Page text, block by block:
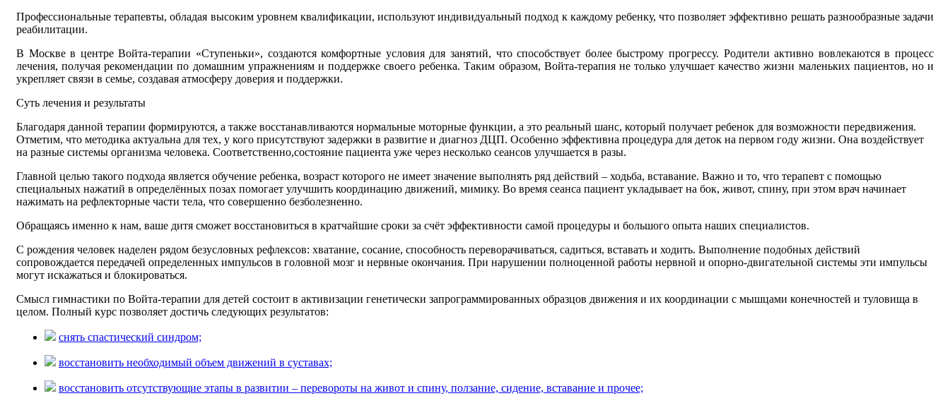
Профессиональные терапевты, обладая высоким уровнем квалификации, используют индивидуальный подход к каждому ребенку, что позволяет эффективно решать разнообразные задачи
реабилитации.
В Москве в центре Войта-терапии «Ступеньки», создаются комфортные условия для занятий, что способствует более быстрому прогрессу. Родители активно вовлекаются в процесс
лечения, получая рекомендации по домашним упражнениям и поддержке своего ребенка. Таким образом, Войта-терапия не только улучшает качество жизни маленьких пациентов, но и
укрепляет связи в семье, создавая атмосферу доверия и поддержки.
Суть лечения и результаты
Благодаря данной терапии формируются, а также восстанавливаются нормальные моторные функции, а это реальный шанс, который получает ребенок для возможности передвижения.
Отметим, что методика актуальна для тех, у кого присутствуют задержки в развитие и диагноз ДЦП. Особенно эффективна процедура для деток на первом году жизни. Она воздействует
на разные системы организма человека. Соответственно,состояние пациента уже через несколько сеансов улучшается в разы.
Главной целью такого подхода является обучение ребенка, возраст которого не имеет значение выполнять ряд действий – ходьба, вставание. Важно и то, что терапевт с помощью
специальных нажатий в определённых позах помогает улучшить координацию движений, мимику. Во время сеанса пациент укладывает на бок, живот, спину, при этом врач начинает
нажимать на рефлекторные части тела, что совершенно безболезненно.
Обращаясь именно к нам, ваше дитя сможет восстановиться в кратчайшие сроки за счёт эффективности самой процедуры и большого опыта наших специалистов.
С рождения человек наделен рядом безусловных рефлексов: хватание, сосание, способность переворачиваться, садиться, вставать и ходить. Выполнение подобных действий
сопровождается передачей определенных импульсов в головной мозг и нервные окончания. При нарушении полноценной работы нервной и опорно-двигательной системы эти импульсы
могут искажаться и блокироваться.
Смысл гимнастики по Войта-терапии для детей состоит в активизации генетически запрограммированных образцов движения и их координации с мышцами конечностей и туловища в
целом. Полный курс позволяет достичь следующих результатов:
снять спастический синдром;
восстановить необходимый объем движений в суставах;
восстановить отсутствующие этапы в развитии – перевороты на живот и спину, ползание, сидение, вставание и прочее;